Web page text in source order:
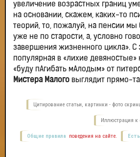
увеличение возрастных границ
на основании, скажем, каких-то
теорий, то, пожалуй, на пенсии мы
уже не по старости, а, условно
завершения жизненного цикла». С
популярная в «лихие девяностые»
«буду пАгибать мАлодым» от
Мистера Малого выглядит прямо-
Цитирование статьи, картинки - фото
Иллюстрация к
Общие правила поведения на сайте.